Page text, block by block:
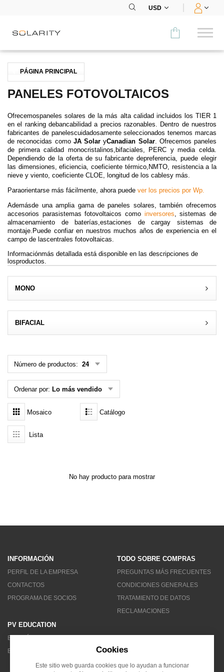
USD
Comparar
CATEGORÍA
Inversores
Baterías
Accesorios
CONTACTOS
MENÚ DE USUARIO
Menú cliente
Registro
PÁGINA PRINCIPAL
PANELES FOTOVOLTAICOS
Ofrecemospaneles solares de la más alta calidad incluidos los TIER 1
en el ranking debancabilidad a precios razonables. Dentro de nuestros
fabricantes de panelescuidadosamente seleccionados tenemos marcas
de reconocidas como JA Solar yCanadian Solar. Ofrecemos paneles
de primera calidad monocristalinos,bifaciales, PERC y media celda.
Dependiendo de la oferta de su fabricante depreferencia, puede elegir
las dimensiones, eficiencia, coeficiente térmico,NMTO, resistencia a la
nieve y viento, coeficiente CLOE, longitud de los cablesy más.
Paraorientarse más fácilmente, ahora puede ver los precios por Wp.
Ademásde una amplia gama de paneles solares, también ofrecemos
accesorios parasistemas fotovoltaicos como inversores,sistemas de
almacenamiento de baterías,estaciones de cargay sistemas de
montaje.Puede confiar en nuestros muchos años de experiencia en el
campo de lascentrales fotovoltaicas.
Informaciónmás detallada está disponible en las descripciones de
losproductos.
MONO
BIFACIAL
Número de productos: 24
Ordenar por: Lo más vendido
Mosaico Catálogo
Lista
No hay producto para mostrar
INFORMACIÓN
PERFIL DE LA EMPRESA
CONTACTOS
PROGRAMA DE SOCIOS
TODO SOBRE COMPRAS
PREGUNTAS MÁS FRECUENTES
CONDICIONES GENERALES
TRATAMIENTO DE DATOS
RECLAMACIONES
PV EDUCATION
BOLETÍN DE NOTICIAS
BLOG
Cookies
Este sitio web guarda cookies que lo ayudan a funcionar